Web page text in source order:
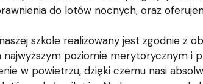
do lotów nocnych, oraz
szkole realizowany jest zgodnie z
najwyższym poziomie merytorycznym i
w powietrzu, dzięki czemu nasi